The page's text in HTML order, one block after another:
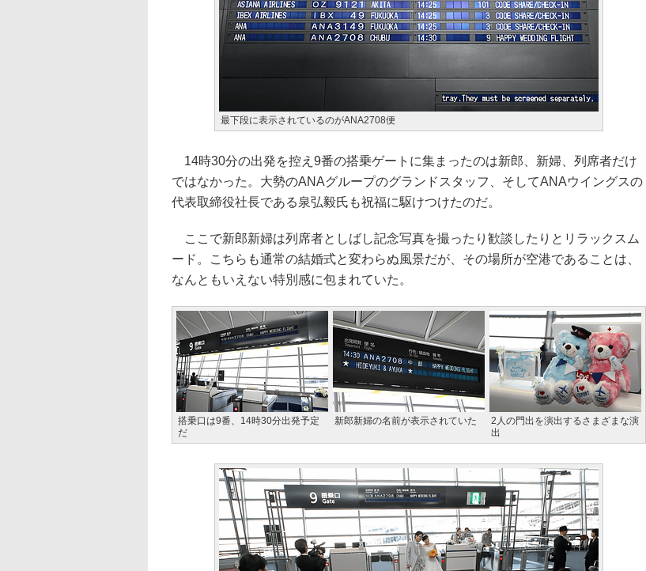
最下段に表示されているのがANA2708便
14時30分の出発を控え9番の搭乗ゲートに集まったのは新郎、新婦、列席者だけ
ではなかった。大勢のANAグループのグランドスタッフ、そしてANAウイングスの
代表取締役社長である泉弘毅氏も祝福に駆けつけたのだ。
ここで新郎新婦は列席者としばし記念写真を撮ったり歓談したりとリラックスム
ード。こちらも通常の結婚式と変わらぬ風景だが、その場所が空港であることは、
なんともいえない特別感に包まれていた。
搭乗口は9番、14時30分出発予定
だ
新郎新婦の名前が表示されていた
2人の門出を演出するさまざまな演
出